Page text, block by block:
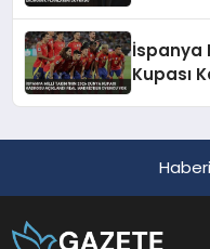
İspanya
Kupası